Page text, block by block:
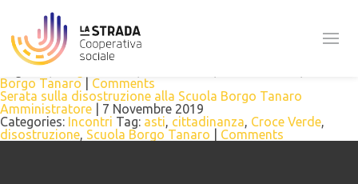
La Croce Verde a Borgo Tanaro: come insegnare ai bambini la
disostruzione, una cosa semplice e fondamentale
Amministratore |20 Febbraio 2020
Categories:
Cultura e Animazione
asti
Borgo Tanaro
Comments
Serata sulla disostruzione alla Scuola Borgo Tanaro
Amministratore
7 Novembre 2019
Categories: Incontri Tag: asti, cittadinanza, Croce Verde,
disostruzione, Scuola Borgo Tanaro Comments